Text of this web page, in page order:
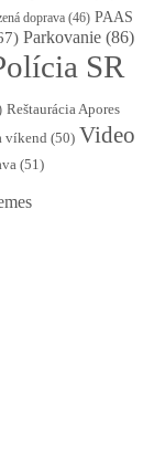
doprava (46) PAAS
Parkovanie (86)
SR
Reštaurácia Apores
víkend (50) Video
(51)